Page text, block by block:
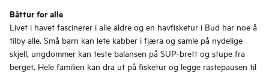
Båttur for alle
Livet i havet fascinerer i alle aldre og en havfisketur i Bud har noe å
tilby alle. Små barn kan lete kabber i fjæra og samle på nydelige
skjell, ungdommer kan teste balansen på SUP-brett og stupe fra
berget. Hele familien kan dra ut på fisketur og legge rastepausen til